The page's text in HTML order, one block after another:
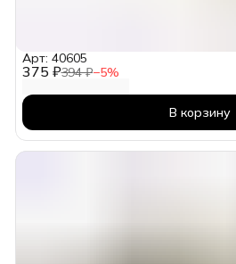
375 ₽394 ₽−5%
Арт: 40605
В корзину